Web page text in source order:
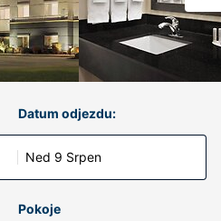
Datum odjezdu:
Ned 9 Srpen
Pokoje